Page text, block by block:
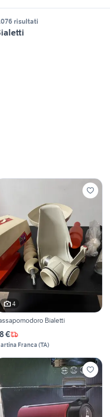
risultati
4
Bialetti
€
Franca (TA)